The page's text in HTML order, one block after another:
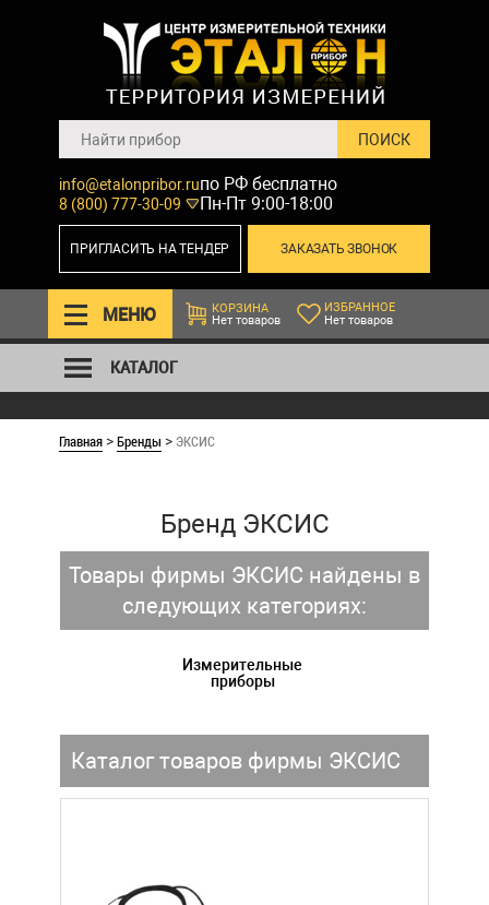
info@etalonpribor.ru
8 (800) 777-30-09
по РФ бесплатно
Пн-Пт 9:00-18:00
ЗАКАЗАТЬ ЗВОНОК
ПРИГЛАСИТЬ НА ТЕНДЕР
МЕНЮ
КОРЗИНА
Нет товаров
ИЗБРАННОЕ
Нет товаров
КАТАЛОГ
Главная >Бренды > ЭКСИС
Бренд ЭКСИС
Товары фирмы ЭКСИС найдены в
следующих категориях:
Измерительные
приборы
Каталог товаров фирмы ЭКСИС